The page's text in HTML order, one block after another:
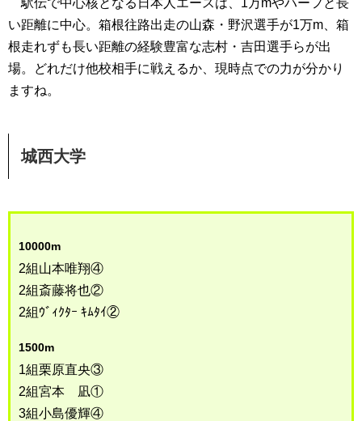
駅伝で中心核となる日本人エースは、1万mやハーフと長
い距離に中心。箱根往路出走の山森・野沢選手が1万m、箱
根走れずも長い距離の経験豊富な志村・吉田選手らが出
場。どれだけ他校相手に戦えるか、現時点での力が分かり
ますね。
城西大学
10000m
2組山本唯翔④
2組斎藤将也②
2組ｳﾞｨｸﾀｰ ｷﾑﾀｲ②
1500m
1組栗原直央③
2組宮本 凪①
3組小島優輝④